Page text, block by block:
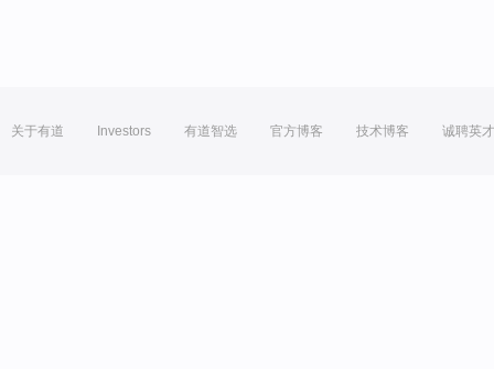
关于有道 Investors 有道智选 官方博客 技术博客 诚聘英才